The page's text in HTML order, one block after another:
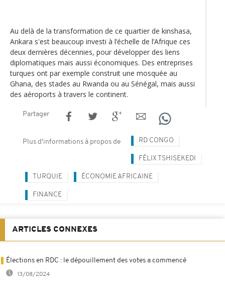
Au delà de la transformation de ce quartier de kinshasa,
Ankara s'est beaucoup investi à l’échelle de l’Afrique ces
deux dernières décennies, pour développer des liens
diplomatiques mais aussi économiques. Des entreprises
turques ont par exemple construit une mosquée au
Ghana, des stades au Rwanda ou au Sénégal, mais aussi
des aéroports à travers le continent.
Partager
Plus d'informations à propos de RD CONGO
FÉLIX TSHISEKEDI
TURQUIE ÉCONOMIE AFRICAINE
FINANCE
ARTICLES CONNEXES
Élections en RDC : le dépouillement des votes a commencé
13/08/2024